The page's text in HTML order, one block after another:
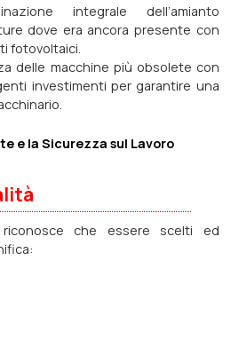
integrale dell’amianto
dove era ancora presente con
fotovoltaici.
delle macchine più obsolete con
investimenti per garantire una
e la Sicurezza sul Lavoro
riconosce che essere scelti ed